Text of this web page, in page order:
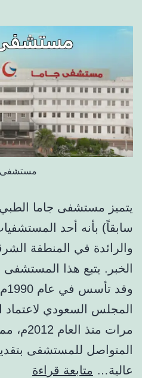
مستشفى
يتميز مستشفى جاما
سابقاً) بأنه أحد
والرائدة في المنطقة
الخبر. يتبع هذا
المجلس السعودي
مرات منذ
المتواصل للمستشفى
عالية… متابعة قراءة